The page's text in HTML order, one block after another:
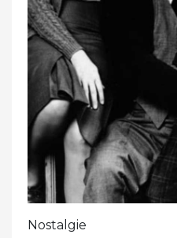
Nostalgie